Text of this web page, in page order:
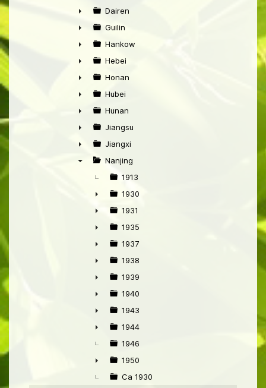
►
►
Dairen
►
Guilin
►
Hankow
►
Hebei
►
Honan
►
Hubei
►
Hunan
►
Jiangsu
►
Jiangxi
Nanjing
1913
►
1930
►
1931
►
1935
►
1937
►
1938
►
1939
►
1940
►
1943
►
1944
1946
►
1950
Ca 1930